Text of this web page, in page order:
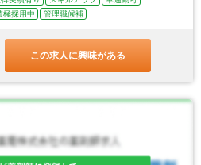
極採用中 管理職候補
この求人に興味がある